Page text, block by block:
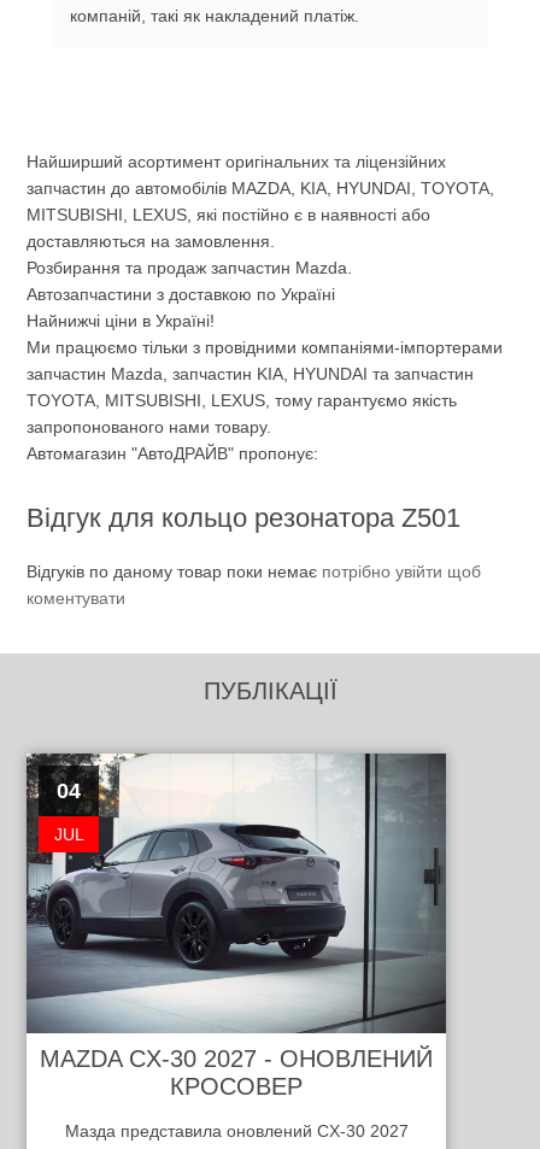
компаній, такі як накладений платіж.
Найширший асортимент оригінальних та ліцензійних
запчастин до автомобілів MAZDA, KIA, HYUNDAI, TOYOTA,
MITSUBISHI, LEXUS, які постійно є в наявності або
доставляються на замовлення.
Розбирання та продаж запчастин Mazda.
Автозапчастини з доставкою по Україні
Найнижчі ціни в Україні!
Ми працюємо тільки з провідними компаніями-імпортерами
запчастин Mazda, запчастин KIA, HYUNDAI та запчастин
TOYOTA, MITSUBISHI, LEXUS, тому гарантуємо якість
запропонованого нами товару.
Автомагазин "АвтоДРАЙВ" пропонує:
Відгук для кольцо резонатора Z501
Відгуків по даному товар поки немає потрібно увійти щоб
коментувати
ПУБЛІКАЦІЇ
04
JUL
MAZDA CX-30 2027 - ОНОВЛЕНИЙ
КРОСОВЕР
Мазда представила оновлений CX-30 2027